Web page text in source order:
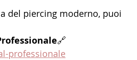
del piercing moderno, puoi
🔗
professionale